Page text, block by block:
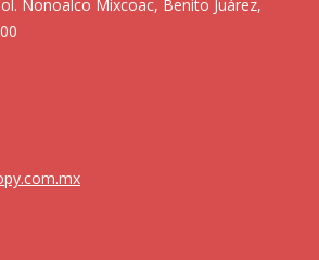
Nonoalco Mixcoac, Benito Juárez,